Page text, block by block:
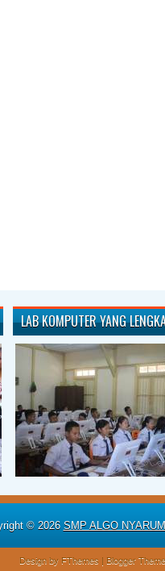
LAB KOMPUTER YANG
© 2026 SMP ALGO
Design by FThemes | Blogger